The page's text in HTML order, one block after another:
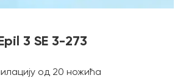
3 SE 3-273
од 20 ножића